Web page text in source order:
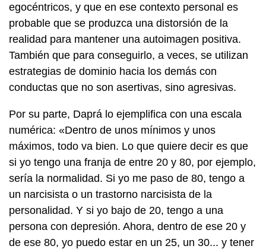
egocéntricos, y que en ese contexto personal es
probable que se produzca una distorsión de la
realidad para mantener una autoimagen positiva.
También que para conseguirlo, a veces, se utilizan
estrategias de dominio hacia los demás con
conductas que no son asertivas, sino agresivas.
Por su parte, Daprá lo ejemplifica con una escala
numérica: «Dentro de unos mínimos y unos
máximos, todo va bien. Lo que quiere decir es que
si yo tengo una franja de entre 20 y 80, por ejemplo,
sería la normalidad. Si yo me paso de 80, tengo a
un narcisista o un trastorno narcisista de la
personalidad. Y si yo bajo de 20, tengo a una
persona con depresión. Ahora, dentro de ese 20 y
de ese 80, yo puedo estar en un 25, un 30... y tener